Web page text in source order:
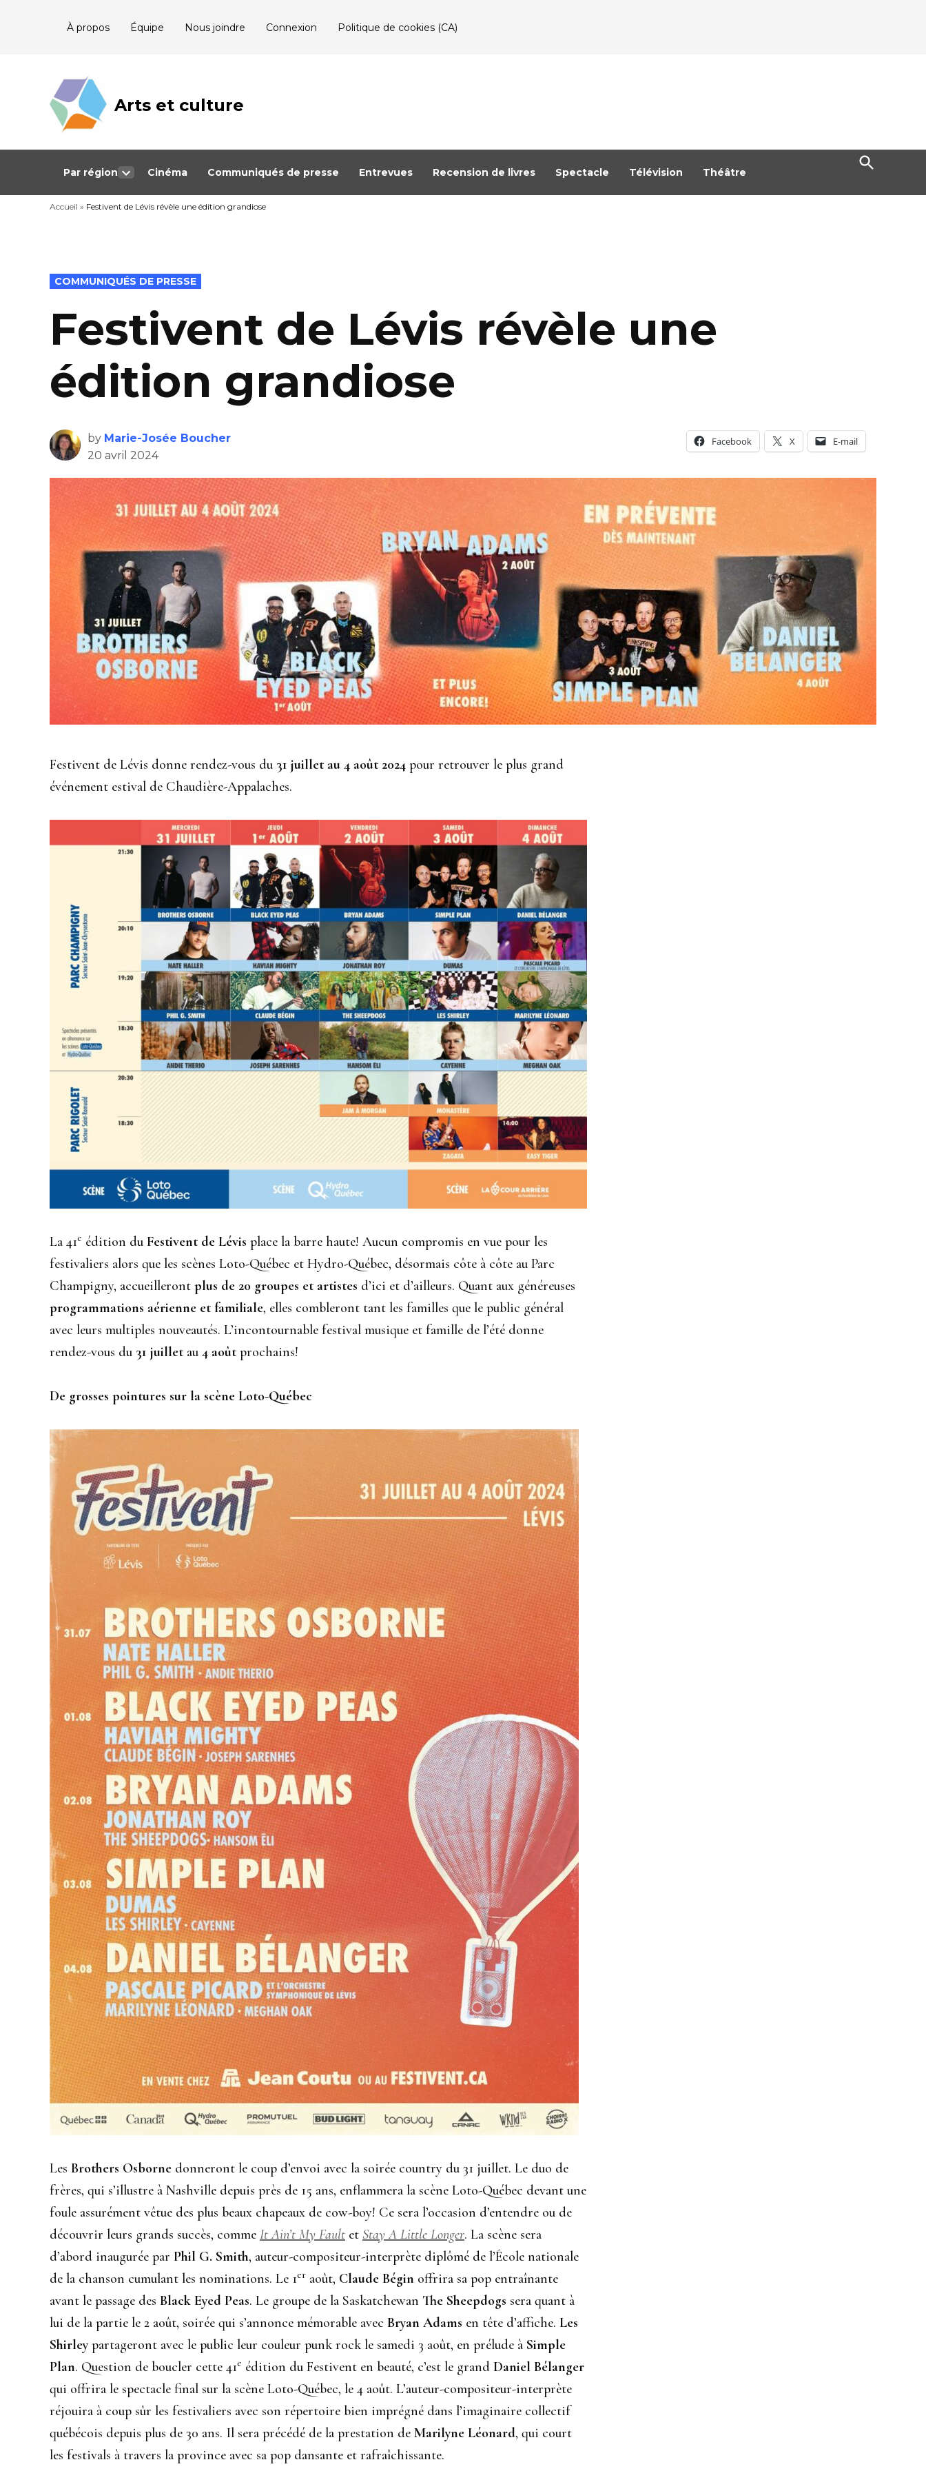
À propos Équipe Nous joindre Connexion Politique de cookies (CA)
Arts et culture
Journalisme
Québec
Par région
dropdown
menu
Cinéma Communiqués de presse Entrevues Recension de livres Spectacle Télévision Théâtre
Open
Search
Accueil » Festivent de Lévis révèle une édition grandiose
POSTED
IN
COMMUNIQUÉS DE PRESSE
Festivent de Lévis révèle une
édition grandiose
by Marie-Josée Boucher
20 avril 2024
Facebook X E-mail
Festivent de Lévis donne rendez-vous du 31 juillet au 4 août 2024 pour retrouver le plus grand
événement estival de Chaudière-Appalaches.
La 41e édition du Festivent de Lévis place la barre haute! Aucun compromis en vue pour les
festivaliers alors que les scènes Loto-Québec et Hydro-Québec, désormais côte à côte au Parc
Champigny, accueilleront plus de 20 groupes et artistes d’ici et d’ailleurs. Quant aux généreuses
programmations aérienne et familiale, elles combleront tant les familles que le public général
avec leurs multiples nouveautés. L’incontournable festival musique et famille de l’été donne
rendez-vous du 31 juillet au 4 août prochains!
De grosses pointures sur la scène Loto-Québec
Les Brothers Osborne donneront le coup d’envoi avec la soirée country du 31 juillet. Le duo de
frères, qui s’illustre à Nashville depuis près de 15 ans, enflammera la scène Loto-Québec devant une
foule assurément vêtue des plus beaux chapeaux de cow-boy! Ce sera l’occasion d’entendre ou de
découvrir leurs grands succès, comme It Ain’t My Fault et Stay A Little Longer. La scène sera
d’abord inaugurée par Phil G. Smith, auteur-compositeur-interprète diplômé de l’École nationale
de la chanson cumulant les nominations. Le 1er août, Claude Bégin offrira sa pop entraînante
avant le passage des Black Eyed Peas. Le groupe de la Saskatchewan The Sheepdogs sera quant à
lui de la partie le 2 août, soirée qui s’annonce mémorable avec Bryan Adams en tête d’affiche. Les
Shirleypartageront avec le public leur couleur punk rock le samedi 3 août, en prélude à Simple
Plan. Question de boucler cette 41e édition du Festivent en beauté, c’est le grand Daniel Bélanger
qui offrira le spectacle final sur la scène Loto-Québec, le 4 août. L’auteur-compositeur-interprète
réjouira à coup sûr les festivaliers avec son répertoire bien imprégné dans l’imaginaire collectif
québécois depuis plus de 30 ans. Il sera précédé de la prestation de Marilyne Léonard, qui court
les festivals à travers la province avec sa pop dansante et rafraîchissante.